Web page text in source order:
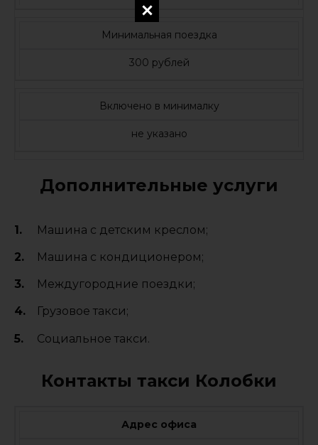
Минимальная поездка
300 рублей
Включено в минималку
не указано
Дополнительные услуги
Машина с детским креслом;
Машина с кондиционером;
Междугородние поездки;
Грузовое такси;
Социальное такси.
Контакты такси Колобки
Адрес офиса